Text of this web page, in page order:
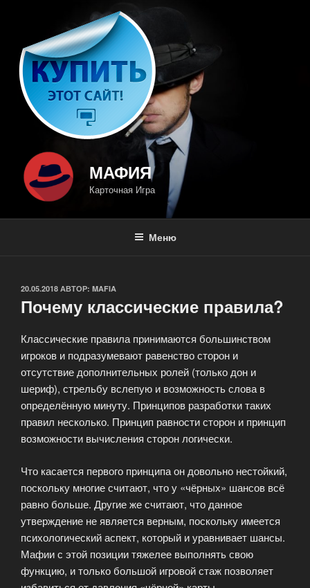
содержимому
МАФИЯ
Карточная Игра
Меню
ОПУБЛИКОВАНО
20.05.2018 АВТОР: MAFIA
Почему классические правила?
Классические правила принимаются большинством
игроков и подразумевают равенство сторон и
отсутствие дополнительных ролей (только дон и
шериф), стрельбу вслепую и возможность слова в
определённую минуту. Принципов разработки таких
правил несколько. Принцип равности сторон и принцип
возможности вычисления сторон логически.
Что касается первого принципа он довольно нестойкий,
поскольку многие считают, что у «чёрных» шансов всё
равно больше. Другие же считают, что данное
утверждение не является верным, поскольку имеется
психологический аспект, который и уравнивает шансы.
Мафии с этой позиции тяжелее выполнять свою
функцию, и только большой игровой стаж позволяет